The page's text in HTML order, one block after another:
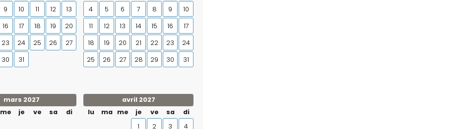
9 10 11 12
13
16 17 18 19
20
23 24 25 26
27
30 31
4
5 6 7 8 9
10
11
12 13 14 15 16
17
18
19 20 21 22 23
24
25
26 27 28 29 30 31
mars 2027
me je ve sa di
avril 2027
lu
ma me je ve sa
di
1
2 3
4